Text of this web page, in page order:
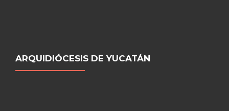
ARQUIDIÓCESIS DE YUCATÁN